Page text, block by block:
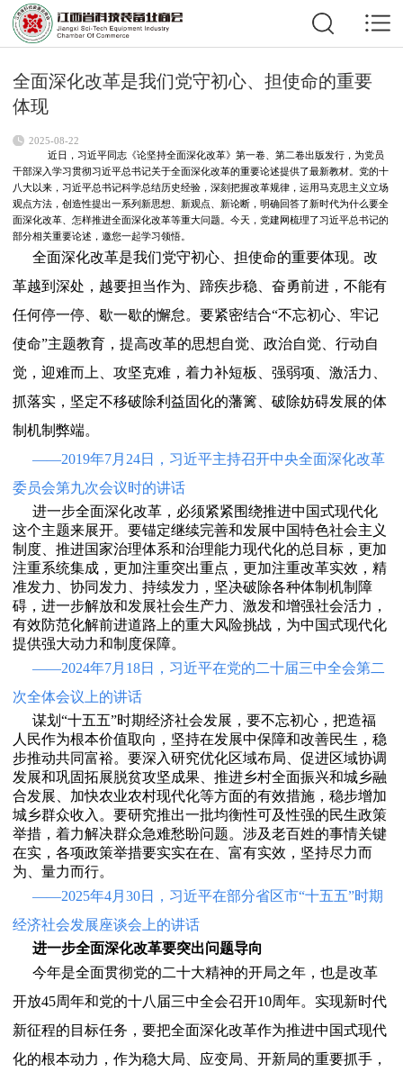
全面深化改革是我们党守初心、担使命的重要
体现
2025-08-22
近日，习近平同志《论坚持全面深化改革》第一卷、第二卷出版发行，为党员
干部深入学习贯彻习近平总书记关于全面深化改革的重要论述提供了最新教材。党的十
八大以来，习近平总书记科学总结历史经验，深刻把握改革规律，运用马克思主义立场
观点方法，创造性提出一系列新思想、新观点、新论断，明确回答了新时代为什么要全
面深化改革、怎样推进全面深化改革等重大问题。今天，党建网梳理了习近平总书记的
部分相关重要论述，邀您一起学习领悟。
全面深化改革是我们党守初心、担使命的重要体现。改
革越到深处，越要担当作为、蹄疾步稳、奋勇前进，不能有
任何停一停、歇一歇的懈怠。要紧密结合“不忘初心、牢记
使命”主题教育，提高改革的思想自觉、政治自觉、行动自
觉，迎难而上、攻坚克难，着力补短板、强弱项、激活力、
抓落实，坚定不移破除利益固化的藩篱、破除妨碍发展的体
制机制弊端。
——2019年7月24日，习近平主持召开中央全面深化改革
委员会第九次会议时的讲话
进一步全面深化改革，必须紧紧围绕推进中国式现代化
这个主题来展开。要锚定继续完善和发展中国特色社会主义
制度、推进国家治理体系和治理能力现代化的总目标，更加
注重系统集成，更加注重突出重点，更加注重改革实效，精
准发力、协同发力、持续发力，坚决破除各种体制机制障
碍，进一步解放和发展社会生产力、激发和增强社会活力，
有效防范化解前进道路上的重大风险挑战，为中国式现代化
提供强大动力和制度保障。
——2024年7月18日，习近平在党的二十届三中全会第二
次全体会议上的讲话
谋划“十五五”时期经济社会发展，要不忘初心，把造福
人民作为根本价值取向，坚持在发展中保障和改善民生，稳
步推动共同富裕。要深入研究优化区域布局、促进区域协调
发展和巩固拓展脱贫攻坚成果、推进乡村全面振兴和城乡融
合发展、加快农业农村现代化等方面的有效措施，稳步增加
城乡群众收入。要研究推出一批均衡性可及性强的民生政策
举措，着力解决群众急难愁盼问题。涉及老百姓的事情关键
在实，各项政策举措要实实在在、富有实效，坚持尽力而
为、量力而行。
——2025年4月30日，习近平在部分省区市“十五五”时期
经济社会发展座谈会上的讲话
进一步全面深化改革要突出问题导向
今年是全面贯彻党的二十大精神的开局之年，也是改革
开放45周年和党的十八届三中全会召开10周年。实现新时代
新征程的目标任务，要把全面深化改革作为推进中国式现代
化的根本动力，作为稳大局、应变局、开新局的重要抓手，